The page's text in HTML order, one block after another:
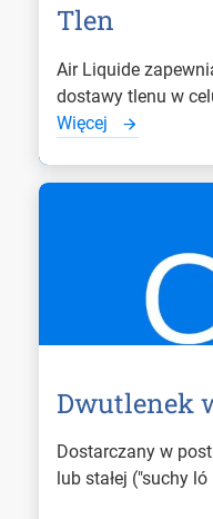
Tlen
Air Liquide
dostawy tlenu w
Więcej
Dwutlenek
Dostarczany w
lub stałej ("suchy ló